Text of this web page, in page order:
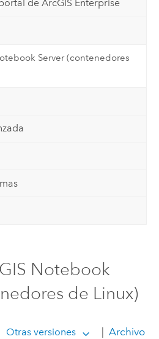
de ArcGIS Enterprise
Server (contenedores
Notebook
de Linux)
Otras versiones
Archivo